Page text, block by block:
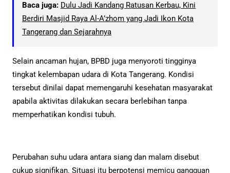
Baca juga: Dulu Jadi Kandang Ratusan Kerbau, Kini
Berdiri Masjid Raya Al-A’zhom yang Jadi Ikon Kota
Tangerang dan Sejarahnya
Selain ancaman hujan, BPBD juga menyoroti tingginya
tingkat kelembapan udara di Kota Tangerang. Kondisi
tersebut dinilai dapat memengaruhi kesehatan masyarakat
apabila aktivitas dilakukan secara berlebihan tanpa
memperhatikan kondisi tubuh.
Perubahan suhu udara antara siang dan malam disebut
cukup signifikan. Situasi itu berpotensi memicu gangguan